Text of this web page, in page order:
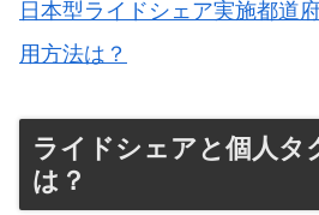
日本型ライドシェア実施都道
用方法は？
ライドシェアと個人タ
は？